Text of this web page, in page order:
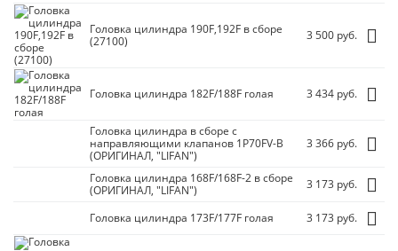
Головка цилиндра 190F,192F в сборе
(27100)
3 500 руб.
Головка цилиндра 182F/188F голая 3 434 руб.
Головка цилиндра в сборе с
направляющими клапанов 1P70FV-B
(ОРИГИНАЛ, "LIFAN")
3 366 руб.
Головка цилиндра 168F/168F-2 в сборе
(ОРИГИНАЛ, "LIFAN")
3 173 руб.
Головка цилиндра 173F/177F голая 3 173 руб.